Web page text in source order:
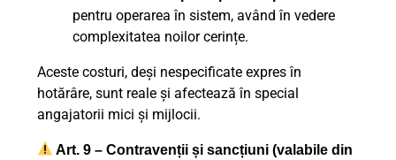
pentru operarea în sistem, având în vedere
complexitatea noilor cerințe.
Aceste costuri, deși nespecificate expres în
hotărâre, sunt reale și afectează în special
angajatorii mici și mijlocii.
Art. 9 – Contravenții și sancțiuni (valabile din